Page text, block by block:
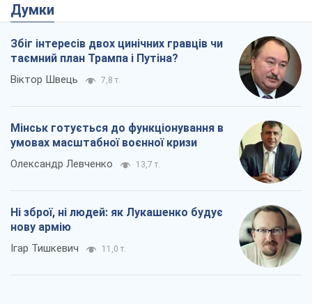
Думки
Збіг інтересів двох цинічних гравців чи
таємний план Трампа і Путіна?
Віктор Швець 7,8 т.
Мінськ готується до функціонування в
умовах масштабної воєнної кризи
Олександр Левченко 13,7 т.
Ні зброї, ні людей: як Лукашенко будує
нову армію
Ігар Тишкевич 11,0 т.